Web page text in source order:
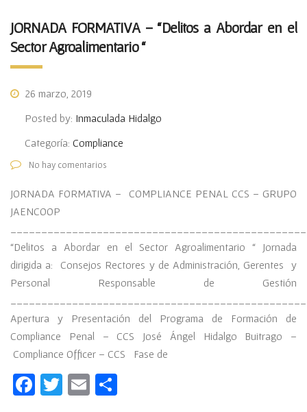
JORNADA FORMATIVA – “Delitos a Abordar en el
Sector Agroalimentario “
26 marzo, 2019
Posted by: Inmaculada Hidalgo
Categoría: Compliance
No hay comentarios
JORNADA FORMATIVA – COMPLIANCE PENAL CCS – GRUPO
JAENCOOP
“Delitos a Abordar en el Sector Agroalimentario “ Jornada
dirigida a: Consejos Rectores y de Administración, Gerentes y
Personal Responsable de Gestión
Apertura y Presentación del Programa de Formación de
Compliance Penal – CCS José Ángel Hidalgo Buitrago –
Compliance Officer – CCS Fase de
Facebook
TwitterEmail